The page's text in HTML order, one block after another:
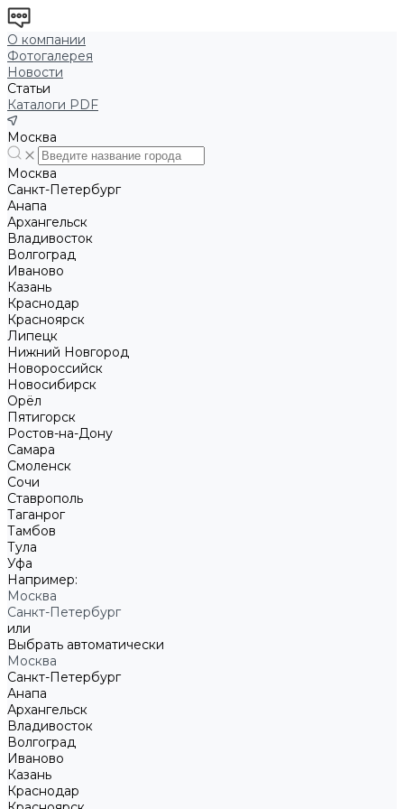
О компании
Фотогалерея
Новости
Статьи
Каталоги PDF
Москва
Москва
Санкт-Петербург
Анапа
Архангельск
Владивосток
Волгоград
Иваново
Казань
Краснодар
Красноярск
Липецк
Нижний Новгород
Новороссийск
Новосибирск
Орёл
Пятигорск
Ростов-на-Дону
Самара
Смоленск
Сочи
Ставрополь
Таганрог
Тамбов
Тула
Уфа
Например:
Москва
Санкт-Петербург
или
Выбрать автоматически
Москва
Санкт-Петербург
Анапа
Архангельск
Владивосток
Волгоград
Иваново
Казань
Краснодар